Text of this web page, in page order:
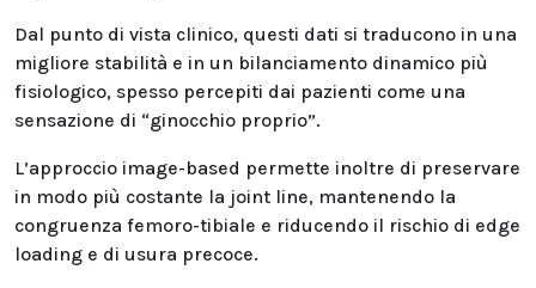
Dal punto di vista clinico, questi dati si traducono in una
migliore stabilità e in un bilanciamento dinamico più
fisiologico, spesso percepiti dai pazienti come una
sensazione di “ginocchio proprio”.
L’approccio image-based permette inoltre di preservare
in modo più costante la joint line, mantenendo la
congruenza femoro-tibiale e riducendo il rischio di edge
loading e di usura precoce.